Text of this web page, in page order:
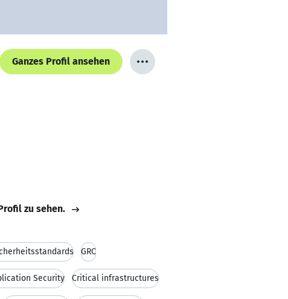
Ganzes Profil ansehen
zu sehen.
GRC
Security Critical infrastructures